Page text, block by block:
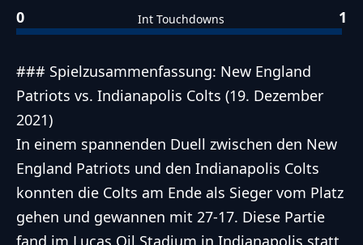
0 Int Touchdowns 1
### Spielzusammenfassung: New England
Patriots vs. Indianapolis Colts (19. Dezember
2021)
In einem spannenden Duell zwischen den New
England Patriots und den Indianapolis Colts
konnten die Colts am Ende als Sieger vom Platz
gehen und gewannen mit 27-17. Diese Partie
fand im Lucas Oil Stadium in Indianapolis statt